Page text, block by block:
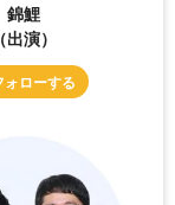
錦鯉
（出演）